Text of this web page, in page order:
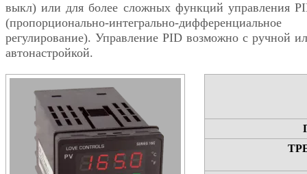
выкл) или для более сложных функций управления
(пропорционально-интегрально-дифференциальное
регулирование). Управление PID возможно с ручной
автонастройкой.